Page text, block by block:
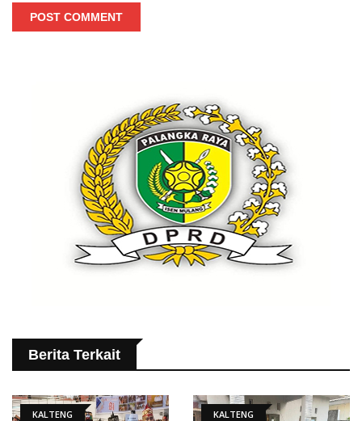
POST COMMENT
Berita Terkait
KALTENG KALTENG